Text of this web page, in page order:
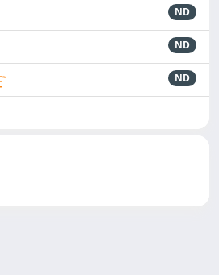
ND
ND
ND